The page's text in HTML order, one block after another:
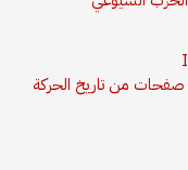
صفحات من تاريخ الحركة